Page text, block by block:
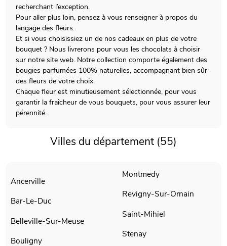
recherchant l’exception.
Pour aller plus loin, pensez à vous renseigner à propos du
langage des fleurs.
Et si vous choisissiez un de nos cadeaux en plus de votre
bouquet ? Nous livrerons pour vous les chocolats à choisir
sur notre site web. Notre collection comporte également des
bougies parfumées 100% naturelles, accompagnant bien sûr
des fleurs de votre choix.
Chaque fleur est minutieusement sélectionnée, pour vous
garantir la fraîcheur de vous bouquets, pour vous assurer leur
pérennité.
Villes du département (55)
Ancerville
Bar-Le-Duc
Belleville-Sur-Meuse
Bouligny
Montmedy
Revigny-Sur-Ornain
Saint-Mihiel
Stenay